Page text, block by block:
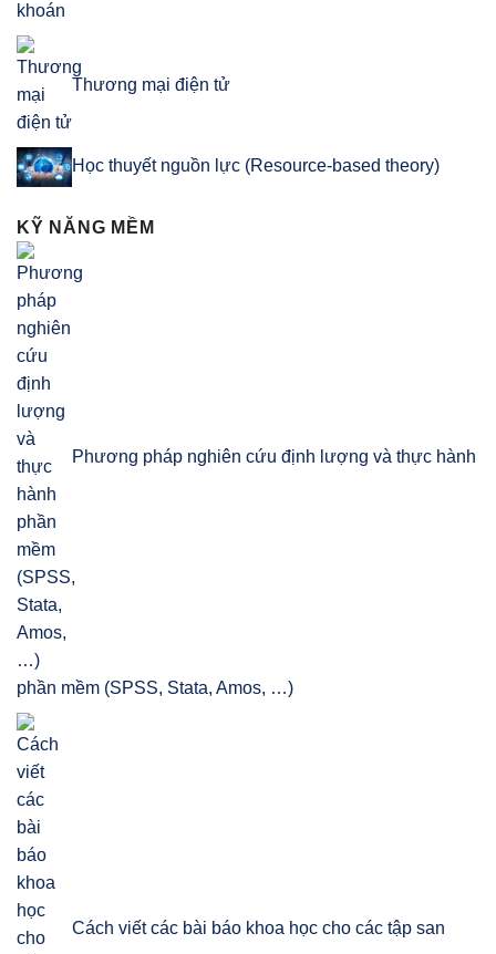
khoán
Thương mại điện tử
Học thuyết nguồn lực (Resource-based theory)
KỸ NĂNG MỀM
Phương pháp nghiên cứu định lượng và thực hành
phần mềm (SPSS, Stata, Amos, …)
Cách viết các bài báo khoa học cho các tập san